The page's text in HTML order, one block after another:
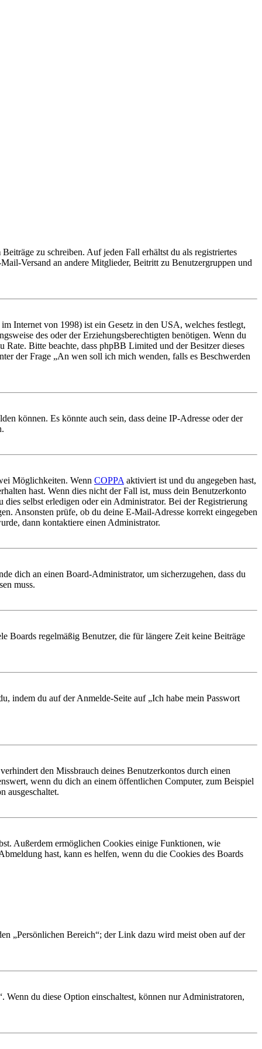
zu schreiben. Auf jeden Fall erhältst du als registriertes
Versand an andere Mitglieder, Beitritt zu Benutzergruppen und
Internet von 1998) ist ein Gesetz in den USA, welches festlegt,
des oder der Erziehungsberechtigten benötigen. Wenn du
Bitte beachte, dass phpBB Limited und der Besitzer dieses
der Frage „An wen soll ich mich wenden, falls es Beschwerden
können. Es könnte auch sein, dass deine IP-Adresse oder der
Möglichkeiten. Wenn COPPA aktiviert ist und du angegeben hast,
hast. Wenn dies nicht der Fall ist, muss dein Benutzerkonto
selbst erledigen oder ein Administrator. Bei der Registrierung
Ansonsten prüfe, ob du deine E-Mail-Adresse korrekt eingegeben
dann kontaktiere einen Administrator.
dich an einen Board-Administrator, um sicherzugehen, dass du
muss.
Boards regelmäßig Benutzer, die für längere Zeit keine Beiträge
indem du auf der Anmelde-Seite auf „Ich habe mein Passwort
den Missbrauch deines Benutzerkontos durch einen
wenn du dich an einem öffentlichen Computer, zum Beispiel
ausgeschaltet.
Außerdem ermöglichen Cookies einige Funktionen, wie
hast, kann es helfen, wenn du die Cookies des Boards
„Persönlichen Bereich“; der Link dazu wird meist oben auf der
du diese Option einschaltest, können nur Administratoren,